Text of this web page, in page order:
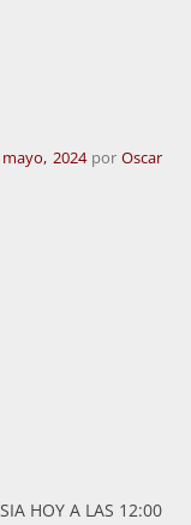
mayo, 2024porOscar
HOY A LAS 12:00